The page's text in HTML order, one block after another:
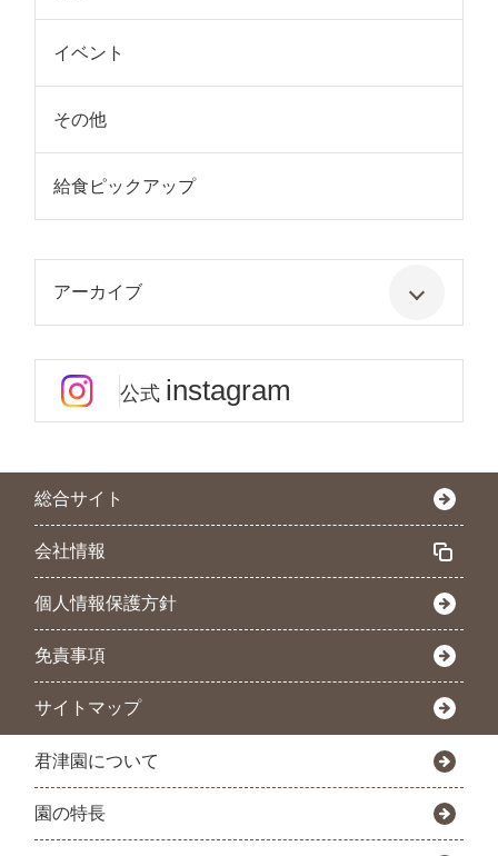
イベント
その他
給食ピックアップ
アーカイブ
公式 instagram
総合サイト
会社情報
個人情報保護方針
免責事項
サイトマップ
君津園について
園の特長